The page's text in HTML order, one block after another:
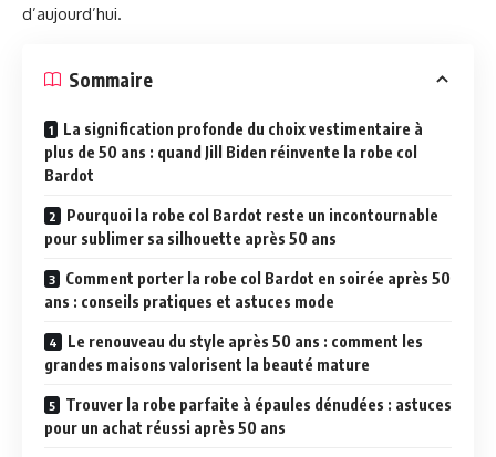
d’aujourd’hui.
Sommaire
La signification profonde du choix vestimentaire à
plus de 50 ans : quand Jill Biden réinvente la robe col
Bardot
Pourquoi la robe col Bardot reste un incontournable
pour sublimer sa silhouette après 50 ans
Comment porter la robe col Bardot en soirée après 50
ans : conseils pratiques et astuces mode
Le renouveau du style après 50 ans : comment les
grandes maisons valorisent la beauté mature
Trouver la robe parfaite à épaules dénudées : astuces
pour un achat réussi après 50 ans